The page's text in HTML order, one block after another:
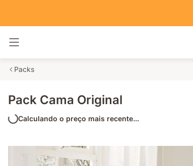
Packs
Pack Cama Original
Calculando o preço mais recente...